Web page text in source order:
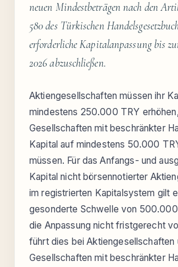
neuen Mindestbeträgen nach den
580 des Türkischen
erforderliche Kapitalanpassung bis
2026 abzuschließen.
Aktiengesellschaften müssen ihr
mindestens 250.000 TRY
Gesellschaften mit beschränkter
Kapital auf mindestens 50.000
müssen. Für das Anfangs- und
Kapital nicht börsennotierter
im registrierten Kapitalsystem gilt
gesonderte Schwelle von
die Anpassung nicht fristgerecht
führt dies bei Aktiengesellschaften
Gesellschaften mit beschränkter